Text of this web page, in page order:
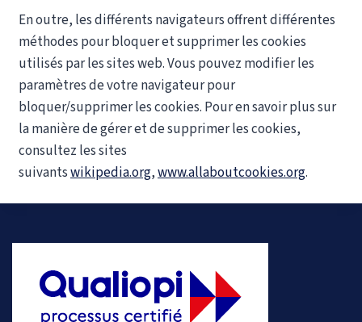
En outre, les différents navigateurs offrent différentes
méthodes pour bloquer et supprimer les cookies
utilisés par les sites web. Vous pouvez modifier les
paramètres de votre navigateur pour
bloquer/supprimer les cookies. Pour en savoir plus sur
la manière de gérer et de supprimer les cookies,
consultez les sites
suivantswikipedia.org,www.allaboutcookies.org.